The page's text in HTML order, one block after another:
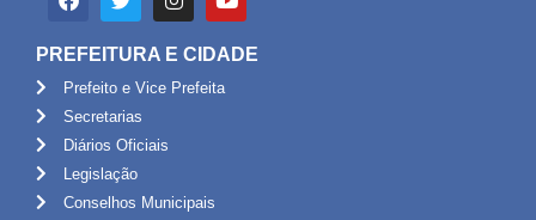
PREFEITURA E CIDADE
Prefeito e Vice Prefeita
Secretarias
Diários Oficiais
Legislação
Conselhos Municipais